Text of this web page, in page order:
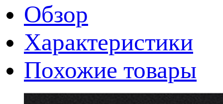
Обзор
Характеристики
Похожие товары